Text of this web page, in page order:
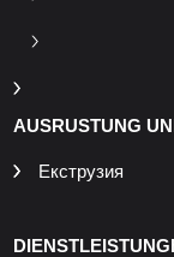
AUSRUSTUNG
Екструзия